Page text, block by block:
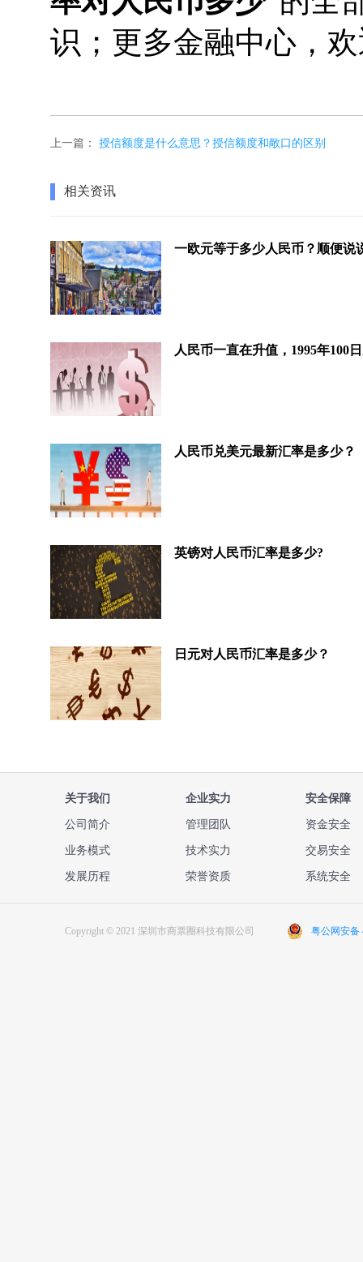
识；更多金融中心，
上一篇： 授信额度是什么意思？授信额度和敞口的区别
相关资讯
人民币兑美元最新汇率是多少？
英镑对人民币汇率是多少?
日元对人民币汇率是多少？
关于我们
公司简介
业务模式
发展历程
企业实力
管理团队
技术实力
荣誉资质
安全保障
资金安全
交易安全
系统安全
Copyright © 2021 深圳市商票圈科技有限公司 粤公网安备